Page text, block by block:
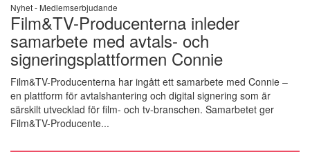
Nyhet - Medlemserbjudande
Film&TV-Producenterna inleder
samarbete med avtals- och
signeringsplattformen Connie
Film&TV-Producenterna har ingått ett samarbete med Connie –
en plattform för avtalshantering och digital signering som är
särskilt utvecklad för film- och tv-branschen. Samarbetet ger
Film&TV-Producente...